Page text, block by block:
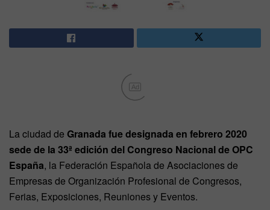
Ad
La ciudad de Granada fue designada en febrero 2020
sede de la 33ª edición del Congreso Nacional de OPC
España, la Federación Española de Asociaciones de
Empresas de Organización Profesional de Congresos,
Ferias, Exposiciones, Reuniones y Eventos.